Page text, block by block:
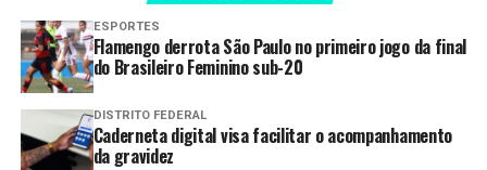
Terracap dá início à
regularização de Vicente Pires
com preços a partir de R$ 212 por
m²
Terracap lança novos editais de
regularização em Arniqueira
ESPORTES
Flamengo derrota São Paulo no primeiro jogo da final
do Brasileiro Feminino sub-20
DISTRITO FEDERAL
Caderneta digital visa facilitar o acompanhamento
da gravidez